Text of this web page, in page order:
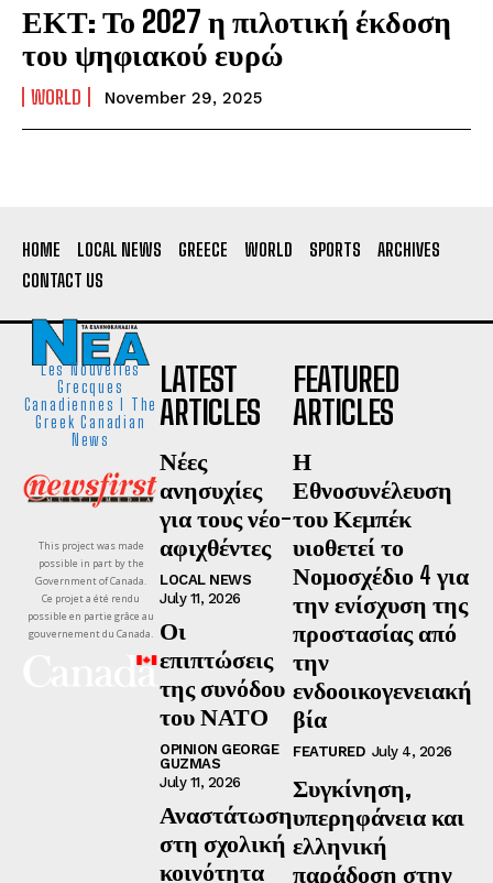
ΕΚΤ: Το 2027 η πιλοτική έκδοση
του ψηφιακού ευρώ
WORLD November 29, 2025
HOME LOCAL NEWS GREECE WORLD SPORTS
ARCHIVES
CONTACT US
Les Nouvelles
Grecques
Canadiennes I The
Greek Canadian
News
This project was made
possible in part by the
Government of Canada.
Ce projet a été rendu
possible en partie grâce au
gouvernement du Canada.
LATEST
ARTICLES
Νέες
ανησυχίες
για τους νέο-
αφιχθέντες
LOCAL NEWS
July 11, 2026
Οι
επιπτώσεις
της συνόδου
του ΝΑΤΟ
OPINION GEORGE
GUZMAS
July 11, 2026
Αναστάτωση
στη σχολική
κοινότητα
FEATURED
ARTICLES
Η
Εθνοσυνέλευση
του Κεμπέκ
υιοθετεί το
Νομοσχέδιο 4 για
την ενίσχυση της
προστασίας από
την
ενδοοικογενειακή
βία
FEATURED July 4, 2026
Συγκίνηση,
υπερηφάνεια και
ελληνική
παράδοση στην